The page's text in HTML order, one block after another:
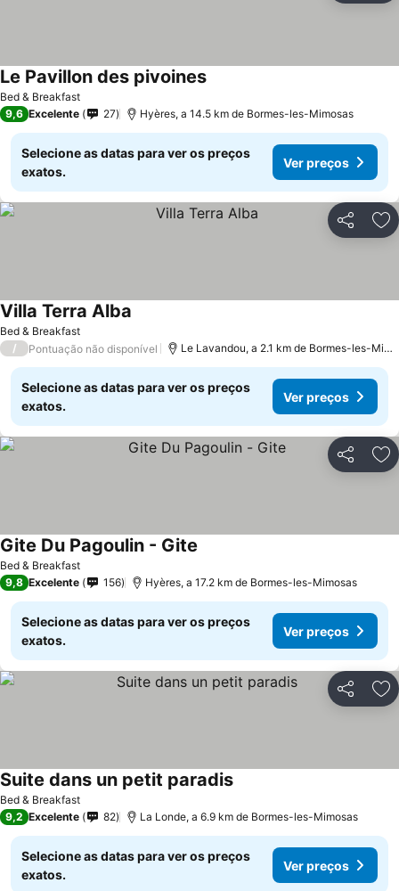
Bed & Breakfast
Le Pavillon des pivoines
9,6 Excelente 27 Hyères, a 14.5 km de Bormes-les-Mimosas
Selecione as datas para ver os preços
exatos.
Ver preços
Partilhar
Bed & Breakfast
Villa Terra Alba
/ Pontuação não disponível Le Lavandou, a 2.1 km de Bormes-les-Mimosas
Selecione as datas para ver os preços
exatos.
Ver preços
Partilhar
Bed & Breakfast
Gite Du Pagoulin - Gite
9,8 Excelente 156 Hyères, a 17.2 km de Bormes-les-Mimosas
Selecione as datas para ver os preços
exatos.
Ver preços
Partilhar
Bed & Breakfast
Suite dans un petit paradis
9,2 Excelente 82 La Londe, a 6.9 km de Bormes-les-Mimosas
Selecione as datas para ver os preços
exatos.
Ver preços